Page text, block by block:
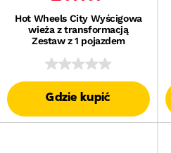
Hot Wheels City Wyścigowa
wieża z transformacją
Zestaw z 1 pojazdem
Gdzie kupić